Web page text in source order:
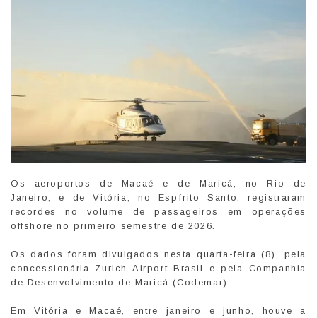
Os aeroportos de Macaé e de Maricá, no Rio de
Janeiro, e de Vitória, no Espírito Santo, registraram
recordes no volume de passageiros em operações
offshore no primeiro semestre de 2026.
Os dados foram divulgados nesta quarta-feira (8), pela
concessionária Zurich Airport Brasil e pela Companhia
de Desenvolvimento de Maricá (Codemar).
Em Vitória e Macaé, entre janeiro e junho, houve a